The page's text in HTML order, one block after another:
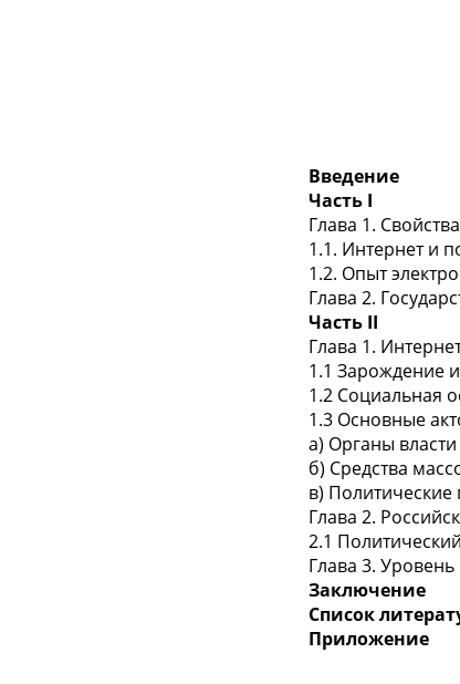
Введение
Часть I
Глава 1.
1.1. Интернет и
1.2. Опыт
Глава 2.
Часть II
Глава 1.
1.1 Зарождение
1.2 Социальная
1.3 Основные
а) Органы власти
б) Средства
в) Политические
Глава 2.
2.1
Глава 3.
Заключение
Список
Приложение